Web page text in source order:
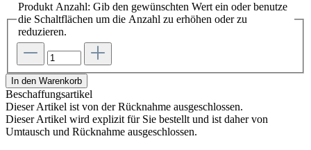
Produkt Anzahl: Gib den gewünschten Wert ein oder benutze
die Schaltflächen um die Anzahl zu erhöhen oder zu
reduzieren.
In den Warenkorb
Beschaffungsartikel
Dieser Artikel ist von der Rücknahme ausgeschlossen.
Dieser Artikel wird explizit für Sie bestellt und ist daher von
Umtausch und Rücknahme ausgeschlossen.